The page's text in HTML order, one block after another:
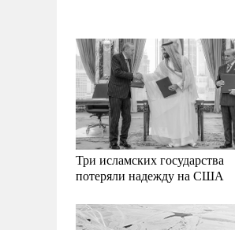
Три исламских государства
потеряли надежду на США